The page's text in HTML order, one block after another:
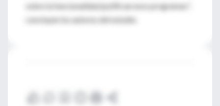
sobre la funcionalidad justifican esos programas",
concluyen los autores del estudio.